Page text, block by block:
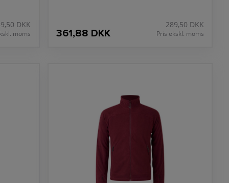
DKK
moms 361,88 DKK
289,50 DKK
Pris ekskl. moms